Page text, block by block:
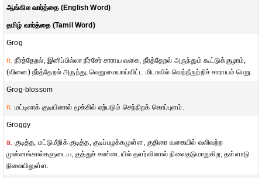
ஆங்கில வார்த்தை (English Word)
தமிழ் வார்த்தை (Tamil Word)
Grog
n. நீர்த்தேறல், இனிப்பில்லா நீர்சேர் சாராய வகை, நீர்த்தேறல் அருந்தும் கூட்டுக்குழாம்,
(வினை) நீர்த்தேறல் அருந்து, வெறுமையாய்விட்ட மிடாவில் வெந்நீருற்றிச் சாராயம் பெறு.
Grog-blossom
n. மட்டிலாக் குடியினால் மூக்கில் ஏற்படும் செந்நிறக் கொப்புளம்.
Groggy
a. குடித்த, மட்டுமீறிக் குடித்த, குடிப்பழக்கமுள்ள, குதிரை வகையில் வலிவற்ற
முன்னங்கால்களுடைய, குத்துச் சண்டையில் தளர்வினால் நிலைதடுமாறுகிற, தள்ளாடு
நிலையிலுள்ள.